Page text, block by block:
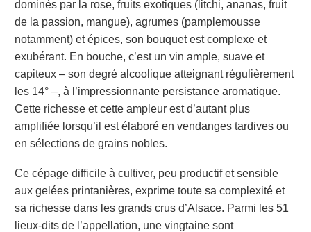
dominés par la rose, fruits exotiques (litchi, ananas, fruit
de la passion, mangue), agrumes (pamplemousse
notamment) et épices, son bouquet est complexe et
exubérant. En bouche, c’est un vin ample, suave et
capiteux – son degré alcoolique atteignant régulièrement
les 14° –, à l’impressionnante persistance aromatique.
Cette richesse et cette ampleur est d’autant plus
amplifiée lorsqu’il est élaboré en vendanges tardives ou
en sélections de grains nobles.
Ce cépage difficile à cultiver, peu productif et sensible
aux gelées printanières, exprime toute sa complexité et
sa richesse dans les grands crus d’Alsace. Parmi les 51
lieux-dits de l’appellation, une vingtaine sont